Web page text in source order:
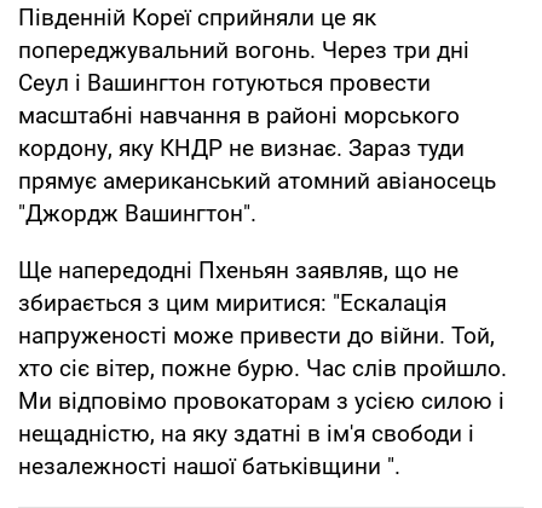
Південній Кореї сприйняли це як
попереджувальний вогонь. Через три дні
Сеул і Вашингтон готуються провести
масштабні навчання в районі морського
кордону, яку КНДР не визнає. Зараз туди
прямує американський атомний авіаносець
"Джордж Вашингтон".
Ще напередодні Пхеньян заявляв, що не
збирається з цим миритися: "Ескалація
напруженості може привести до війни. Той,
хто сіє вітер, пожне бурю. Час слів пройшло.
Ми відповімо провокаторам з усією силою і
нещадністю, на яку здатні в ім'я свободи і
незалежності нашої батьківщини ".